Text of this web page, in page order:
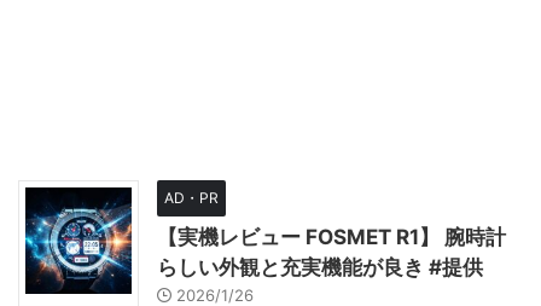
AD・PR
【実機レビュー FOSMET R1】 腕時計
らしい外観と充実機能が良き #提供
2026/1/26